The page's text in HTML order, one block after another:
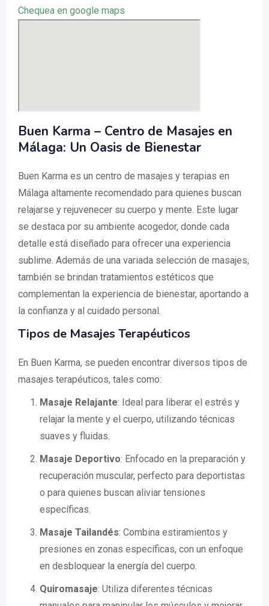
Chequea en google maps
Buen Karma – Centro de Masajes en
Málaga: Un Oasis de Bienestar
Buen Karma es un centro de masajes y terapias en
Málaga altamente recomendado para quienes buscan
relajarse y rejuvenecer su cuerpo y mente. Este lugar
se destaca por su ambiente acogedor, donde cada
detalle está diseñado para ofrecer una experiencia
sublime. Además de una variada selección de masajes,
también se brindan tratamientos estéticos que
complementan la experiencia de bienestar, aportando a
la confianza y al cuidado personal.
Tipos de Masajes Terapéuticos
En Buen Karma, se pueden encontrar diversos tipos de
masajes terapéuticos, tales como:
Masaje Relajante: Ideal para liberar el estrés y
relajar la mente y el cuerpo, utilizando técnicas
suaves y fluidas.
Masaje Deportivo: Enfocado en la preparación y
recuperación muscular, perfecto para deportistas
o para quienes buscan aliviar tensiones
específicas.
Masaje Tailandés: Combina estiramientos y
presiones en zonas específicas, con un enfoque
en desbloquear la energía del cuerpo.
Quiromasaje: Utiliza diferentes técnicas